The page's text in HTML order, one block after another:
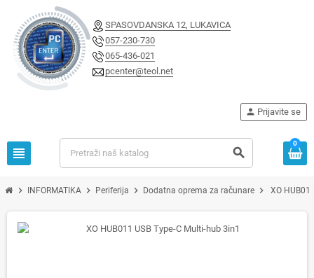
SPASOVDANSKA 12, LUKAVICA
057-230-730
065-436-021
pcenter@teol.net
view_headline search
person Prijavite se
0
chevron_right INFORMATIKA chevron_right Periferija chevron_right Dodatna oprema za računare chevron_right XO